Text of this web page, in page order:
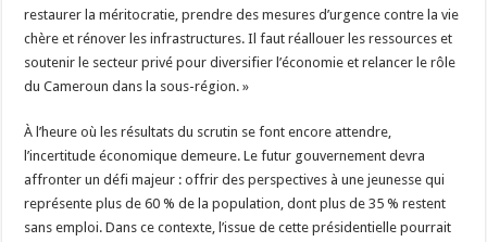
restaurer la méritocratie, prendre des mesures d’urgence contre la vie
chère et rénover les infrastructures. Il faut réallouer les ressources et
soutenir le secteur privé pour diversifier l’économie et relancer le rôle
du Cameroun dans la sous-région. »
À l’heure où les résultats du scrutin se font encore attendre,
l’incertitude économique demeure. Le futur gouvernement devra
affronter un défi majeur : offrir des perspectives à une jeunesse qui
représente plus de 60 % de la population, dont plus de 35 % restent
sans emploi. Dans ce contexte, l’issue de cette présidentielle pourrait